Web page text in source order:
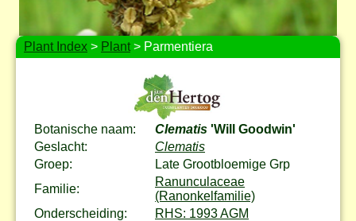
Plant Index > Plant> Parmentiera
Botanische naam: Clematis 'Will Goodwin'
Geslacht:
Clematis
Groep:
Late Grootbloemige Grp
Familie:
Ranunculaceae
(Ranonkelfamilie)
Onderscheiding:
RHS: 1993 AGM